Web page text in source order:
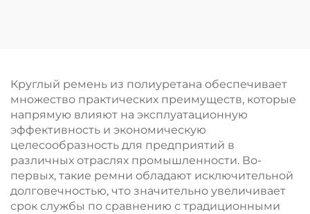
полиуретановой
резины
заказ
Круглый ремень из полиуретана обеспечивает
множество практических преимуществ, которые
напрямую влияют на эксплуатационную
эффективность и экономическую
целесообразность для предприятий в
различных отраслях промышленности. Во-
первых, такие ремни обладают исключительной
долговечностью, что значительно увеличивает
срок службы по сравнению с традиционными